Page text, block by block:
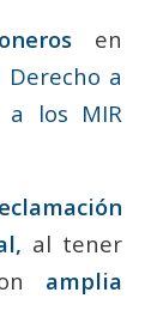
en
a
a los MIR
al tener
amplia